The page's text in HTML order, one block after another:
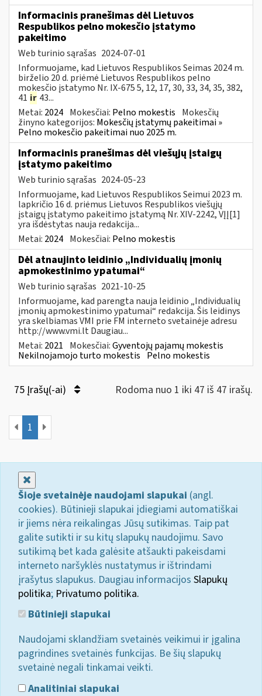
Informacinis pranešimas dėl Lietuvos
Respublikos pelno mokesčio įstatymo
pakeitimo
Web turinio sąrašas 2024-07-01
Informuojame, kad Lietuvos Respublikos Seimas 2024 m.
birželio 20 d. priėmė Lietuvos Respublikos pelno
mokesčio įstatymo Nr. IX-675 5, 12, 17, 30, 33, 34, 35, 382,
41 ir 43...
Metai: 2024 Mokesčiai: Pelno mokestis Mokesčių
žinyno kategorijos: Mokesčių įstatymų pakeitimai »
Pelno mokesčio pakeitimai nuo 2025 m.
Informacinis pranešimas dėl viešųjų įstaigų
įstatymo pakeitimo
Web turinio sąrašas 2024-05-23
Informuojame, kad Lietuvos Respublikos Seimui 2023 m.
lapkričio 16 d. priėmus Lietuvos Respublikos viešųjų
įstaigų įstatymo pakeitimo įstatymą Nr. XIV-2242, VĮĮ[1]
yra išdėstytas nauja redakcija...
Metai: 2024 Mokesčiai: Pelno mokestis
Dėl atnaujinto leidinio „Individualių įmonių
apmokestinimo ypatumai“
Web turinio sąrašas 2021-10-25
Informuojame, kad parengta nauja leidinio „Individualių
įmonių apmokestinimo ypatumai“ redakcija. Šis leidinys
yra skelbiamas VMI prie FM interneto svetainėje adresu
http://www.vmi.lt Daugiau...
Metai: 2021 Mokesčiai:Gyventojų pajamų mokestis
Nekilnojamojo turto mokestis Pelno mokestis
75 Įrašų(-ai) Rodoma nuo 1 iki 47 iš 47 irašų.
1
Šioje svetainėje naudojami slapukai (angl.
cookies). Būtinieji slapukai įdiegiami automatiškai
ir jiems nėra reikalingas Jūsų sutikimas. Taip pat
galite sutikti ir su kitų slapukų naudojimu. Savo
sutikimą bet kada galėsite atšaukti pakeisdami
interneto naršyklės nustatymus ir ištrindami
įrašytus slapukus. Daugiau informacijos Slapukų
politika; Privatumo politika.
Būtinieji slapukai
Naudojami sklandžiam svetainės veikimui ir įgalina
pagrindines svetainės funkcijas. Be šių slapukų
svetainė negali tinkamai veikti.
Analitiniai slapukai